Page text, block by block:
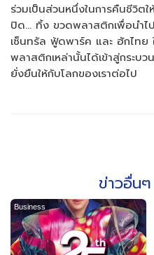
ร่วมเป็นส่วนหนึ่งในการคืนชีวิต
ปิด... ทิ้ง ขวดพลาสติกเพื่อนำ
เซ็นทรัล ฟู้ดพาร์ค และ ฮักไทย
พลาสติกเหล่านั้นได้เข้าสู่กระบว
ยั่งยืนให้กับโลกของเราต่อไป
ข่าวอื่น
Business